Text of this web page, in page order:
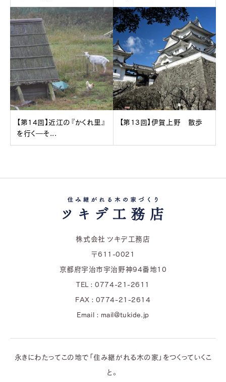
【第14回】近江の『かくれ里』
を行く―そ...
【第13回】伊賀上野 散歩
株式会社 ツキデ工務店
〒611-0021
京都府宇治市宇治野神94番地10
TEL : 0774-21-2611
FAX : 0774-21-2614
Email : mail@tukide.jp
永きにわたってこの地で「住み継がれる木の家」をつくっていくこ
と。